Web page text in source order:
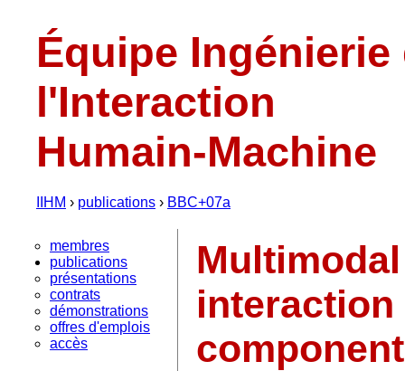
Équipe Ingénierie
l'Interaction
Humain-Machine
IIHM › publications › BBC+07a
membres
publications
présentations
contrats
démonstrations
offres d'emplois
accès